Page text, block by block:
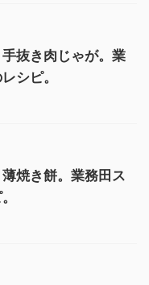
手抜き肉じゃが。業
シピ。
薄焼き餅。業務田ス